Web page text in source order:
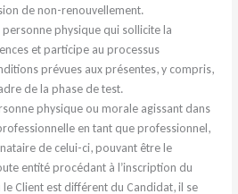
de non-renouvellement.
physique qui sollicite la
et participe au processus
prévues aux présentes, y compris,
de la phase de test.
physique ou morale agissant dans
en tant que professionnel,
de celui-ci, pouvant être le
entité procédant à l’inscription du
le Client est différent du Candidat, il se